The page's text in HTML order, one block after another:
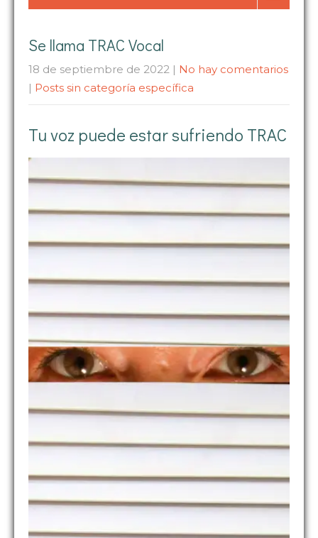
Se llama TRAC Vocal
18 de septiembre de 2022 | No hay comentarios
| Posts sin categoría específica
Tu voz puede estar sufriendo TRAC